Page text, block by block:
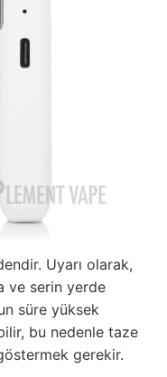
Uyarı olarak,
ve serin yerde
süre yüksek
bu nedenle taze
gerekir.